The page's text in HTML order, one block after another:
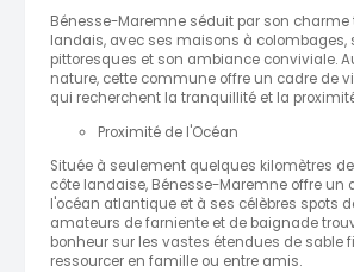
Bénesse-Maremne séduit par son
landais, avec ses maisons à colombages,
pittoresques et son ambiance conviviale.
nature, cette commune offre un cadre de
qui recherchent la tranquillité et la
Proximité de l'Océan
Située à seulement quelques kilomètres
côte landaise, Bénesse-Maremne offre un
l'océan atlantique et à ses célèbres spots
amateurs de farniente et de baignade
bonheur sur les vastes étendues de sable
ressourcer en famille ou entre amis.